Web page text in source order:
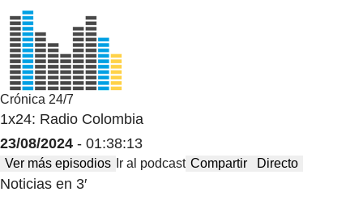
Crónica 24/7
1x24: Radio Colombia
23/08/2024 - 01:38:13
Ver más episodios Ir al podcast Compartir Directo
Noticias en 3′